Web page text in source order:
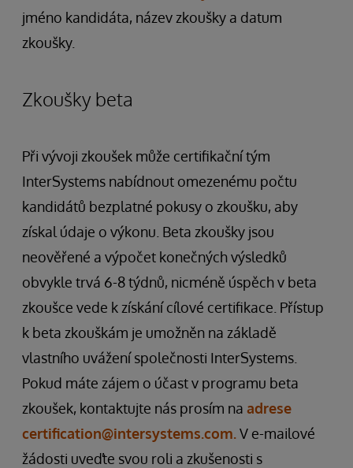
jméno kandidáta, název zkoušky a datum
zkoušky.
Zkoušky beta
Při vývoji zkoušek může certifikační tým
InterSystems nabídnout omezenému počtu
kandidátů bezplatné pokusy o zkoušku, aby
získal údaje o výkonu. Beta zkoušky jsou
neověřené a výpočet konečných výsledků
obvykle trvá 6-8 týdnů, nicméně úspěch v beta
zkoušce vede k získání cílové certifikace. Přístup
k beta zkouškám je umožněn na základě
vlastního uvážení společnosti InterSystems.
Pokud máte zájem o účast v programu beta
zkoušek, kontaktujte nás prosím na adrese
certification@intersystems.com.V e-mailové
žádosti uveďte svou roli a zkušenosti s